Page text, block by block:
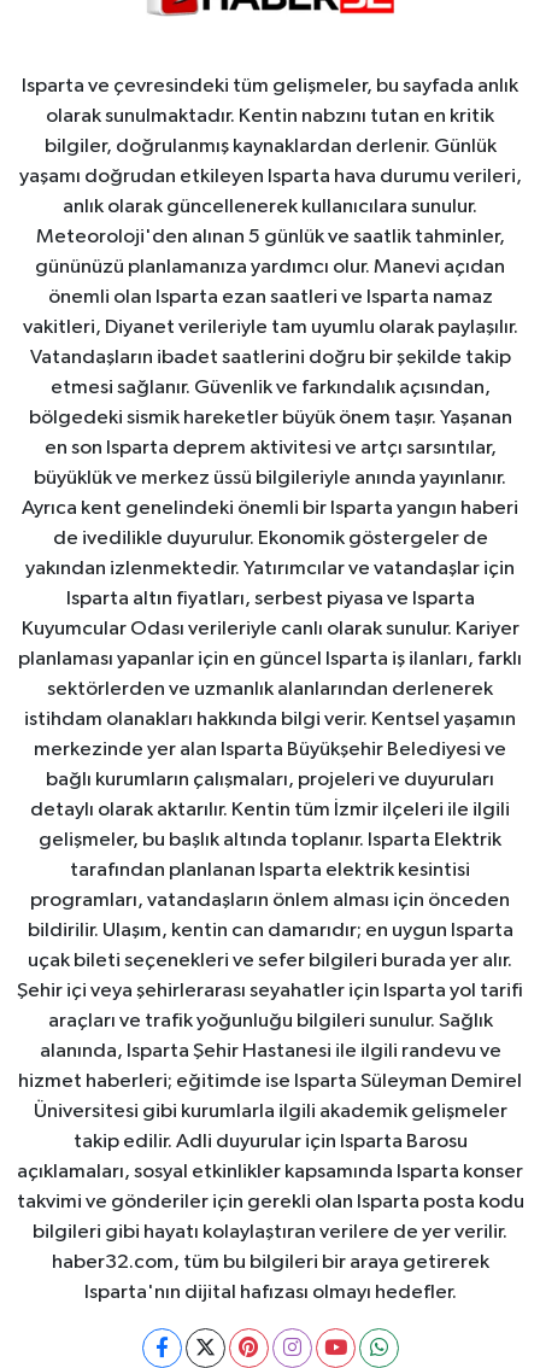
Isparta ve çevresindeki tüm gelişmeler, bu sayfada anlık
olarak sunulmaktadır. Kentin nabzını tutan en kritik
bilgiler, doğrulanmış kaynaklardan derlenir. Günlük
yaşamı doğrudan etkileyen Isparta hava durumu verileri,
anlık olarak güncellenerek kullanıcılara sunulur.
Meteoroloji'den alınan 5 günlük ve saatlik tahminler,
gününüzü planlamanıza yardımcı olur. Manevi açıdan
önemli olan Isparta ezan saatleri ve Isparta namaz
vakitleri, Diyanet verileriyle tam uyumlu olarak paylaşılır.
Vatandaşların ibadet saatlerini doğru bir şekilde takip
etmesi sağlanır. Güvenlik ve farkındalık açısından,
bölgedeki sismik hareketler büyük önem taşır. Yaşanan
en son Isparta deprem aktivitesi ve artçı sarsıntılar,
büyüklük ve merkez üssü bilgileriyle anında yayınlanır.
Ayrıca kent genelindeki önemli bir Isparta yangın haberi
de ivedilikle duyurulur. Ekonomik göstergeler de
yakından izlenmektedir. Yatırımcılar ve vatandaşlar için
Isparta altın fiyatları, serbest piyasa ve Isparta
Kuyumcular Odası verileriyle canlı olarak sunulur. Kariyer
planlaması yapanlar için en güncel Isparta iş ilanları, farklı
sektörlerden ve uzmanlık alanlarından derlenerek
istihdam olanakları hakkında bilgi verir. Kentsel yaşamın
merkezinde yer alan Isparta Büyükşehir Belediyesi ve
bağlı kurumların çalışmaları, projeleri ve duyuruları
detaylı olarak aktarılır. Kentin tüm İzmir ilçeleri ile ilgili
gelişmeler, bu başlık altında toplanır. Isparta Elektrik
tarafından planlanan Isparta elektrik kesintisi
programları, vatandaşların önlem alması için önceden
bildirilir. Ulaşım, kentin can damarıdır; en uygun Isparta
uçak bileti seçenekleri ve sefer bilgileri burada yer alır.
Şehir içi veya şehirlerarası seyahatler için Isparta yol tarifi
araçları ve trafik yoğunluğu bilgileri sunulur. Sağlık
alanında, Isparta Şehir Hastanesi ile ilgili randevu ve
hizmet haberleri; eğitimde ise Isparta Süleyman Demirel
Üniversitesi gibi kurumlarla ilgili akademik gelişmeler
takip edilir. Adli duyurular için Isparta Barosu
açıklamaları, sosyal etkinlikler kapsamında Isparta konser
takvimi ve gönderiler için gerekli olan Isparta posta kodu
bilgileri gibi hayatı kolaylaştıran verilere de yer verilir.
haber32.com, tüm bu bilgileri bir araya getirerek
Isparta'nın dijital hafızası olmayı hedefler.